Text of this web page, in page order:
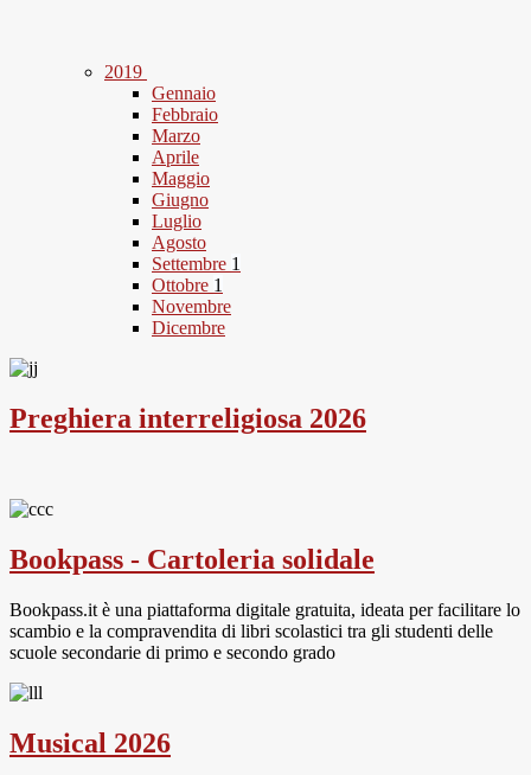
2019
Gennaio
Febbraio
Marzo
Aprile
Maggio
Giugno
Luglio
Agosto
Settembre 1
Ottobre 1
Novembre
Dicembre
Preghiera interreligiosa 2026
Bookpass - Cartoleria solidale
Bookpass.it è una piattaforma digitale gratuita, ideata per facilitare lo
scambio e la compravendita di libri scolastici tra gli studenti delle
scuole secondarie di primo e secondo grado
Musical 2026